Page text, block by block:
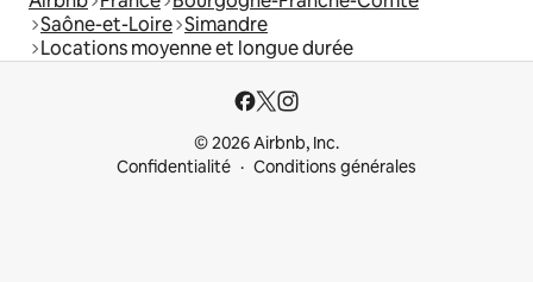
Saône-et-Loire Simandre
Locations moyenne et longue durée
© 2026 Airbnb, Inc.
Confidentialité
Conditions générales